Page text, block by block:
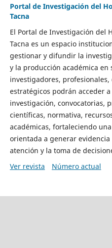
Portal de Investigación del
Tacna
El Portal de Investigación del
Tacna es un espacio
gestionar y difundir la
y la producción académica
investigadores,
estratégicos podrán acceder
investigación, convocatorias,
científicas, normativa,
académicas, fortaleciendo
orientada a generar
atención y la toma de
Ver revista
Número actual